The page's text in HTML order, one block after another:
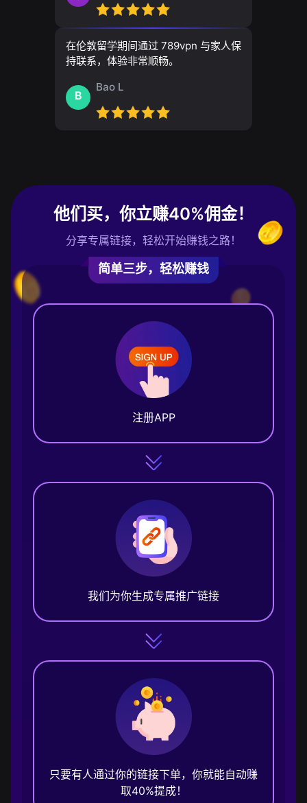
在伦敦留学期间通过 789vpn 与家人保
持联系，体验非常顺畅。
B
Bao L
他们买，你立赚40%佣金！
分享专属链接，轻松开始赚钱之路！
简单三步，轻松赚钱
注册APP
我们为你生成专属推广链接
只要有人通过你的链接下单，你就能自动赚
取40%提成！